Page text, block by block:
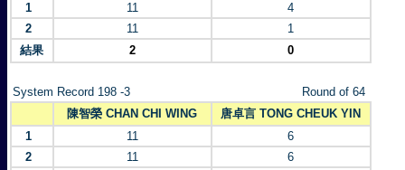
1
11
4
2
11
1
結果
2 0
System Record 198 -3
Round of 64
陳智榮 CHAN CHI WING
唐卓言 TONG CHEUK YIN
1
11
6
2
11
6